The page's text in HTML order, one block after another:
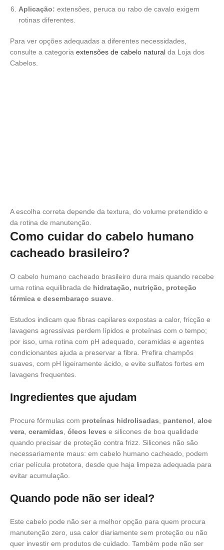
Aplicação: extensões, peruca ou rabo de cavalo exigem
rotinas diferentes.
Para ver opções adequadas a diferentes necessidades,
consulte a categoria extensões de cabelo natural da Loja dos
Cabelos.
A escolha correta depende da textura, do volume pretendido e
da rotina de manutenção.
Como cuidar do cabelo humano
cacheado brasileiro?
O cabelo humano cacheado brasileiro dura mais quando recebe
uma rotina equilibrada de hidratação, nutrição, proteção
térmica e desembaraço suave
Estudos indicam que fibras capilares expostas a calor, fricção e
lavagens agressivas perdem lípidos e proteínas com o tempo;
por isso, uma rotina com pH adequado, ceramidas e agentes
condicionantes ajuda a preservar a fibra. Prefira champôs
suaves, com pH ligeiramente ácido, e evite sulfatos fortes em
lavagens frequentes.
Ingredientes que ajudam
Procure fórmulas com proteínas hidrolisadas pantenol aloe
vera ceramidas óleos leves e silicones de boa qualidade
quando precisar de proteção contra frizz. Silicones não são
necessariamente maus: em cabelo humano cacheado, podem
criar película protetora, desde que haja limpeza adequada para
evitar acumulação.
Quando pode não ser ideal?
Este cabelo pode não ser a melhor opção para quem procura
manutenção zero, usa calor diariamente sem proteção ou não
quer investir em produtos de cuidado. Também pode não ser